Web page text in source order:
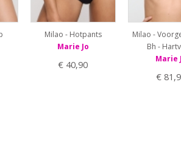
Milao - Hotpants
Marie Jo
€ 40,90
Milao -
Bh -
Marie
€